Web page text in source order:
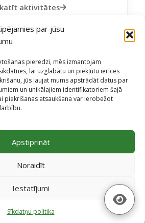
par jūsu
pieredzi, mēs izmantojam
lai uzglabātu un piekļūtu ierīces
jūs ļaujat mums apstrādāt datus par
un unikālajiem identifikatoriem šajā
piekrišanas atsaukšana var ierobežot
Apstiprināt
Noraidīt
Iestatījumi
aktivitātes
Projekti
Skatīt projektus